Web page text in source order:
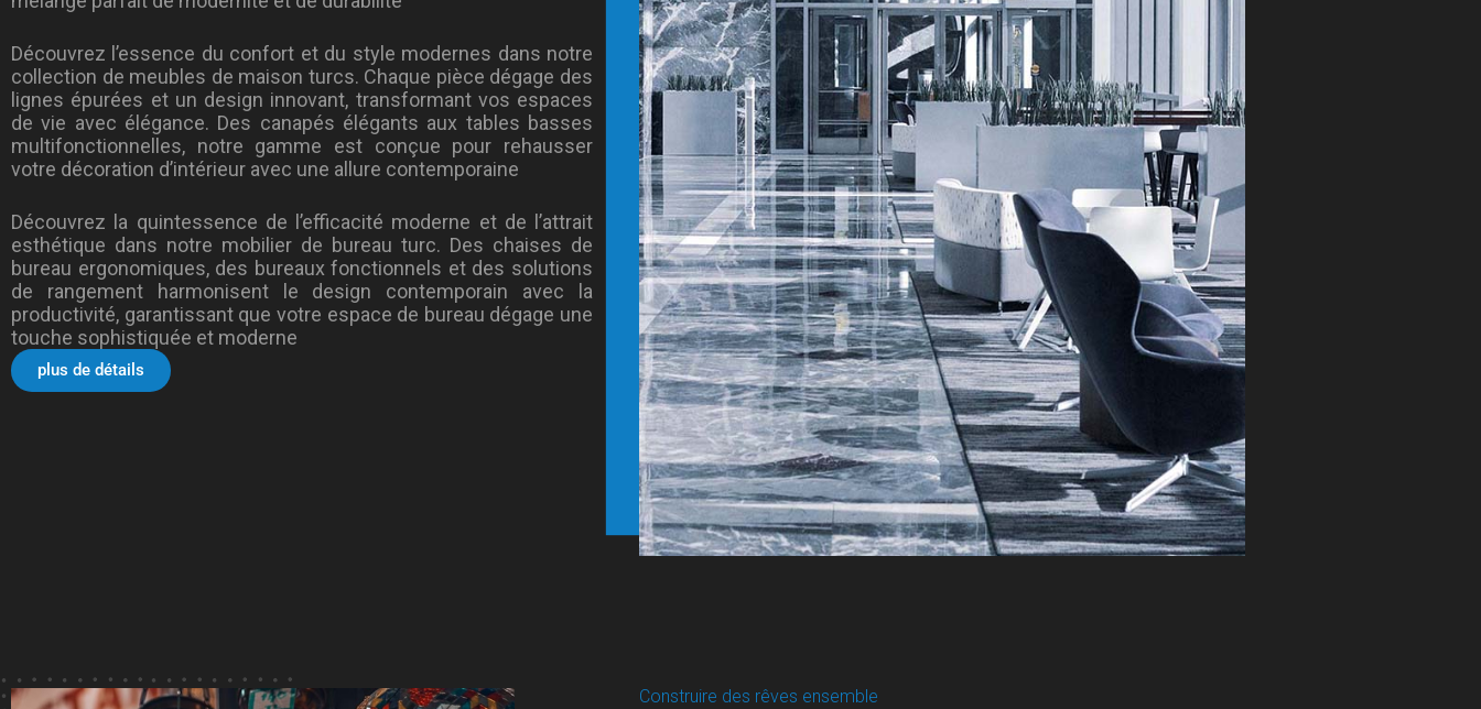
Découvrez l’essence du confort et du style modernes dans notre
collection de meubles de maison turcs. Chaque pièce dégage des
lignes épurées et un design innovant, transformant vos espaces
de vie avec élégance. Des canapés élégants aux tables basses
multifonctionnelles, notre gamme est conçue pour rehausser
votre décoration d’intérieur avec une allure contemporaine
Découvrez la quintessence de l’efficacité moderne et de l’attrait
esthétique dans notre mobilier de bureau turc. Des chaises de
bureau ergonomiques, des bureaux fonctionnels et des solutions
de rangement harmonisent le design contemporain avec la
productivité, garantissant que votre espace de bureau dégage une
touche sophistiquée et moderne
plus de détails
Construire des rêves ensemble